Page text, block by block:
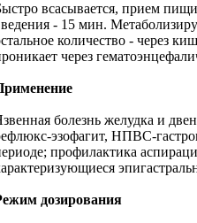
всасывается, прием
- 15 мин.
количество - через
через
болезнь желудка и
эзофагит, НПВС-
профилактика
дозирования